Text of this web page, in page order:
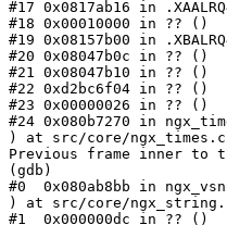
#17 0x0817ab16 in
#18 0x00010000 in ?? ()
#19 0x08157b00 in
#20 0x08047b0c in ?? ()
#21 0x08047b10 in ?? ()
#22 0xd2bc6f04 in ?? ()
#23 0x00000026 in ?? ()
#24 0x080b7270 in
) at src/core/
Previous frame inner to
(gdb)
#0  0x080ab8bb in
) at src/core/
#1  0x000000dc in ?? ()